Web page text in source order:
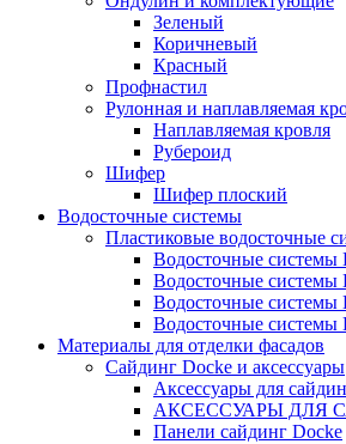
Зеленый
Коричневый
Красный
Профнастил
Рулонная и наплавляемая
Наплавляемая кровля
Рубероид
Шифер
Шифер плоский
Водосточные системы
Пластиковые водосточные
Водосточные
Водосточные системы
Водосточные системы
Водосточные системы
Материалы для отделки фасадов
Сайдинг Docke и аксессуары
Аксессуары для
АКСЕССУАРЫ ДЛЯ
Панели сайдинг Docke